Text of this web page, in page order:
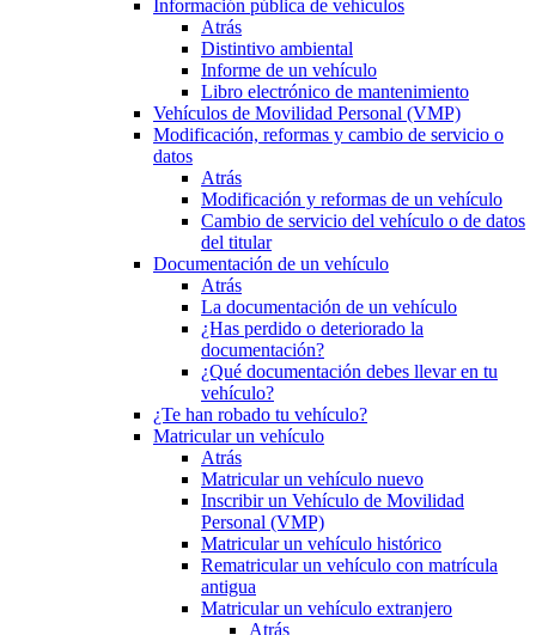
Información pública de vehículos
Atrás
Distintivo ambiental
Informe de un vehículo
Libro electrónico de mantenimiento
Vehículos de Movilidad Personal (VMP)
Modificación, reformas y cambio de servicio o
datos
Atrás
Modificación y reformas de un vehículo
Cambio de servicio del vehículo o de datos
del titular
Documentación de un vehículo
Atrás
La documentación de un vehículo
¿Has perdido o deteriorado la
documentación?
¿Qué documentación debes llevar en tu
vehículo?
¿Te han robado tu vehículo?
Matricular un vehículo
Atrás
Matricular un vehículo nuevo
Inscribir un Vehículo de Movilidad
Personal (VMP)
Matricular un vehículo histórico
Rematricular un vehículo con matrícula
antigua
Matricular un vehículo extranjero
Atrás